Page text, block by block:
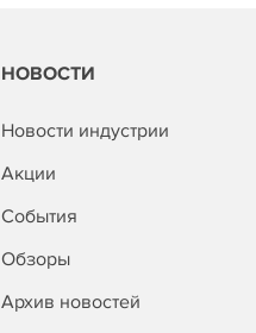
НОВОСТИ
Новости индустрии
Акции
События
Обзоры
Архив новостей